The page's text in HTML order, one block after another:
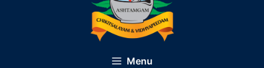
Menu